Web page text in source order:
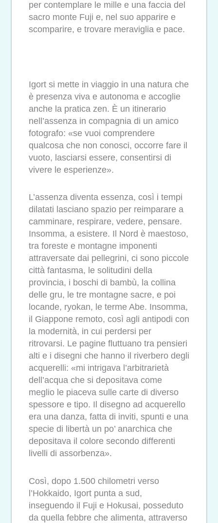
per contemplare le mille e una faccia del
sacro monte Fuji e, nel suo apparire e
scomparire, e trovare meraviglia e pace.
Igort si mette in viaggio in una natura che
è presenza viva e autonoma e accoglie
anche la pratica zen. È un itinerario
nell’assenza in compagnia di un amico
fotografo: «se vuoi comprendere
qualcosa che non conosci, occorre fare il
vuoto, lasciarsi essere, consentirsi di
vivere le esperienze».
L’assenza diventa essenza, così i tempi
dilatati lasciano spazio per reimparare a
camminare, respirare, vedere, pensare.
Insomma, a esistere. Il Nord è maestoso,
tra foreste e montagne imponenti
attraversate dai pellegrini, ci sono piccole
città fantasma, le solitudini della
provincia, i boschi di bambù, la collina
delle gru, le tre montagne sacre, e poi
locande, ryokan, le terme Abe. Insomma,
il Giappone remoto, così agli antipodi con
la modernità, in cui perdersi per
ritrovarsi. Le pagine fluttuano tra pensieri
alti e i disegni che hanno il riverbero degli
acquerelli: «mi intrigava l’arbitrarietà
dell’acqua che si depositava come
meglio le piaceva sulle carte di diverso
spessore e tipo. Il disegno ad acquerello
era una danza, fatta di inviti, spunti e una
specie di libertà un po’ anarchica che
depositava il colore secondo differenti
livelli di assorbenza».
Così, dopo 1.500 chilometri verso
l’Hokkaido, Igort punta a sud,
inseguendo il Fuji e Hokusai, posseduto
da quella febbre che alimenta, attraverso